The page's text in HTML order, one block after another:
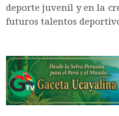
deporte juvenil y en la
futuros talentos